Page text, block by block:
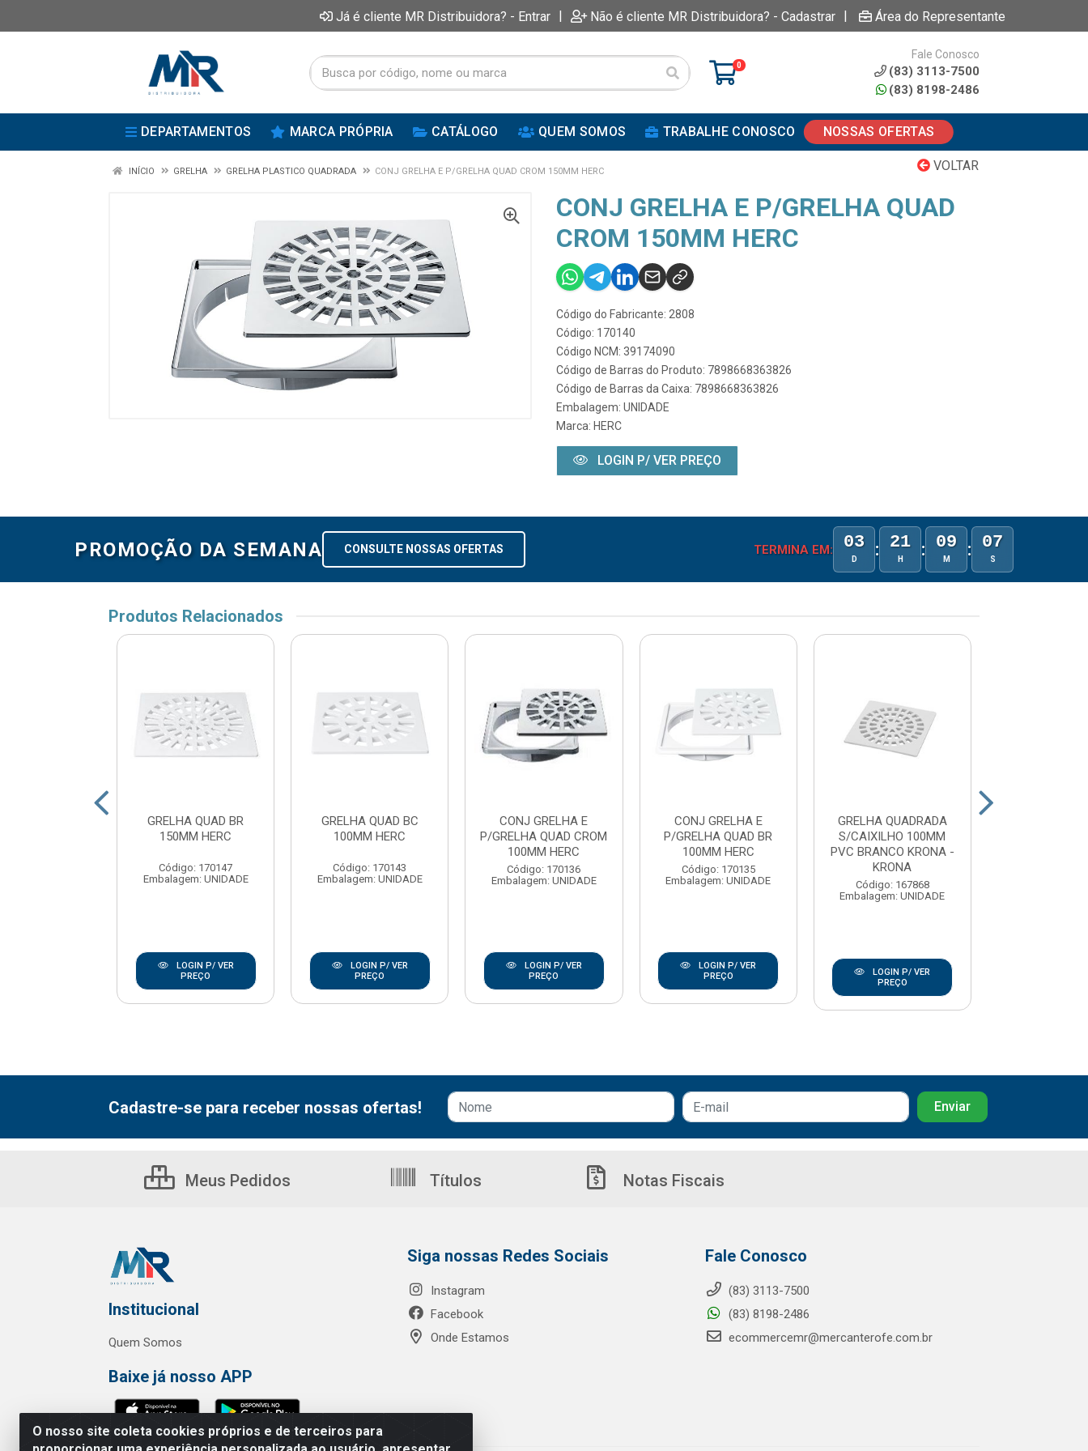
Já é cliente MR Distribuidora? - Entrar | Não é cliente MR Distribuidora? - Cadastrar | Área do Representante
0
Fale Conosco
(83) 3113-7500
(83) 8198-2486
DEPARTAMENTOS MARCA PRÓPRIA CATÁLOGO QUEM SOMOS TRABALHE CONOSCO NOSSAS OFERTAS
VOLTAR
INÍCIO GRELHA GRELHA PLASTICO QUADRADA CONJ GRELHA E P/GRELHA QUAD CROM 150MM HERC
CONJ GRELHA E P/GRELHA QUAD
CROM 150MM HERC
Código do Fabricante: 2808
Código: 170140
Código NCM: 39174090
Código de Barras do Produto: 7898668363826
Código de Barras da Caixa: 7898668363826
Embalagem: UNIDADE
Marca: HERC
LOGIN P/ VER PREÇO
PROMOÇÃO DA SEMANA CONSULTE NOSSAS OFERTAS TERMINA EM: 03
D : 21
H : 09
M : 07
S
Produtos Relacionados
GRELHA QUAD BR
150MM HERC
Código: 170147
Embalagem: UNIDADE
LOGIN P/ VER
PREÇO
GRELHA QUAD BC
100MM HERC
Código: 170143
Embalagem: UNIDADE
LOGIN P/ VER
PREÇO
CONJ GRELHA E
P/GRELHA QUAD CROM
100MM HERC
Código: 170136
Embalagem: UNIDADE
LOGIN P/ VER
PREÇO
CONJ GRELHA E
P/GRELHA QUAD BR
100MM HERC
Código: 170135
Embalagem: UNIDADE
LOGIN P/ VER
PREÇO
GRELHA QUADRADA
S/CAIXILHO 100MM
PVC BRANCO KRONA -
KRONA
Código: 167868
Embalagem: UNIDADE
LOGIN P/ VER
PREÇO
O nosso site coleta cookies próprios e de terceiros para
Cadastre-se para receber nossas ofertas!
Meus Pedidos Títulos Notas Fiscais
Institucional
Quem Somos
Baixe já nosso APP
Siga nossas Redes Sociais
Instagram
Facebook
Onde Estamos
Fale Conosco
(83) 3113-7500
(83) 8198-2486
ecommercemr@mercanterofe.com.br